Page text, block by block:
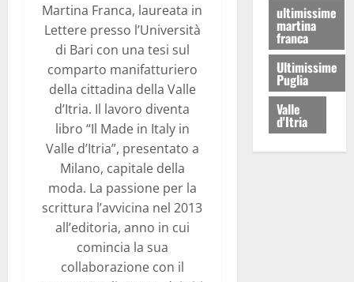
Martina Franca, laureata in
Lettere presso l’Università
di Bari con una tesi sul
comparto manifatturiero
della cittadina della Valle
d’Itria. Il lavoro diventa
libro “Il Made in Italy in
Valle d’Itria”, presentato a
Milano, capitale della
moda. La passione per la
scrittura l’avvicina nel 2013
all’editoria, anno in cui
comincia la sua
collaborazione con il
ultimissime
martina
franca
Ultimissime
Puglia
Valle
d'Itria